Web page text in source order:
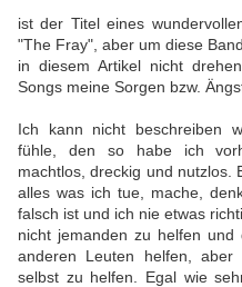
ist der Titel eines
"The Fray", aber um diese
in diesem Artikel nicht
Songs meine Sorgen bzw.
Ich kann nicht beschreiben
fühle, den so habe ich
machtlos, dreckig und nutzlos.
alles was ich tue, mache,
falsch ist und ich nie etwas
nicht jemanden zu helfen
anderen Leuten helfen,
selbst zu helfen. Egal wie